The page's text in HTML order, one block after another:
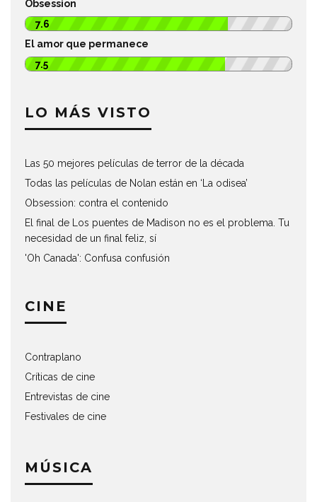
Obsession
7.6
El amor que permanece
7.5
LO MÁS VISTO
Las 50 mejores películas de terror de la década
Todas las películas de Nolan están en ‘La odisea’
Obsession: contra el contenido
El final de Los puentes de Madison no es el problema. Tu
necesidad de un final feliz, sí
'Oh Canada': Confusa confusión
CINE
Contraplano
Críticas de cine
Entrevistas de cine
Festivales de cine
MÚSICA